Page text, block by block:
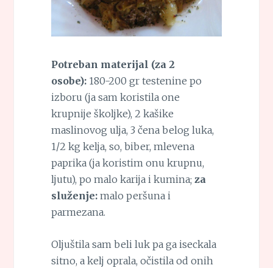
Potreban materijal (za 2
osobe):180-200 gr testenine po
izboru (ja sam koristila one
krupnije školjke), 2 kašike
maslinovog ulja, 3 čena belog luka,
1/2 kg kelja, so, biber, mlevena
paprika (ja koristim onu krupnu,
ljutu), po malo karija i kumina; za
služenje: malo peršuna i
parmezana.
Oljuštila sam beli luk pa ga iseckala
sitno, a kelj oprala, očistila od onih